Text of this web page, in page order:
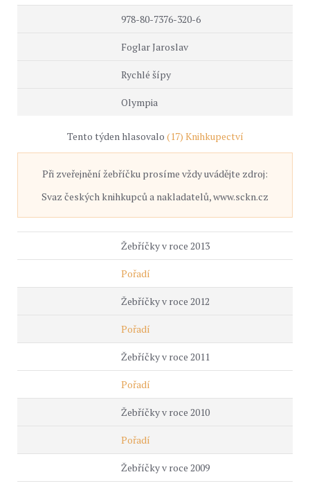
978-80-7376-320-6
Foglar Jaroslav
Rychlé šípy
Olympia
Tento týden hlasovalo (17) Knihkupectví
Při zveřejnění žebříčku prosíme vždy uvádějte zdroj:
Svaz českých knihkupců a nakladatelů, www.sckn.cz
Žebříčky v roce 2013
Pořadí
Žebříčky v roce 2012
Pořadí
Žebříčky v roce 2011
Pořadí
Žebříčky v roce 2010
Pořadí
Žebříčky v roce 2009